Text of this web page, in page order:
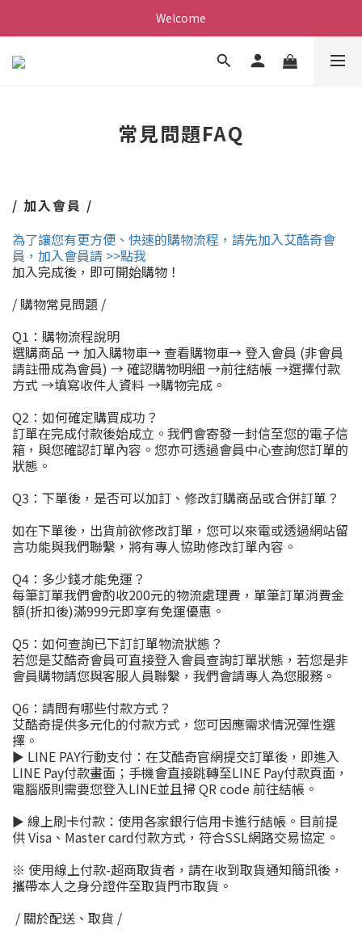
Welcome
常見問題FAQ
/ 加入會員 /
為了讓您有更方便、快速的購物流程，請先加入艾酷奇會
員，加入會員請 >>點我
加入完成後，即可開始購物！
/購物常見問題 /
Q1 ：購物流程說明
選購商品 → 加入購物車→ 查看購物車→ 登入會員 (非會員
請註冊成為會員) → 確認購物明細 →前往結帳 →選擇付款
方式 →填寫收件人資料 →購物完成。
Q2 ：如何確定購買成功？
訂單在完成付款後始成立。我們會寄發一封信至您的電子信
箱，與您確認訂單內容。您亦可透過會員中心查詢您訂單的
狀態。
Q3 ：下單後，是否可以加訂、修改訂購商品或合併訂單？
如在下單後，出貨前欲修改訂單，您可以來電或透過網站留
言功能與我們聯繫，將有專人協助修改訂單內容。
Q4 ：多少錢才能免運？
每筆訂單我們會酌收200元的物流處理費，單筆訂單消費金
額(折扣後)滿999元即享有免運優惠。
Q5 ：如何查詢已下訂訂單物流狀態？
若您是艾酷奇會員可直接登入會員查詢訂單狀態，若您是非
會員購物請您與客服人員聯繫，我們會請專人為您服務。
Q6 ：請問有哪些付款方式？
艾酷奇提供多元化的付款方式，您可因應需求情況彈性選
擇。
► LINE PAY行動支付：在艾酷奇官網提交訂單後，即進入
LINE Pay付款畫面；手機會直接跳轉至LINE Pay付款頁面，
電腦版則需要您登入LINE並且掃QR code前往結帳。
► 線上刷卡付款：使用各家銀行信用卡進行結帳。目前提
供Visa 、 Master card付款方式，符合SSL網路交易協定。
※ 使用線上付款-超商取貨者，請在收到取貨通知簡訊後，
攜帶本人之身分證件至取貨門市取貨。
/ 關於配送、取貨 /